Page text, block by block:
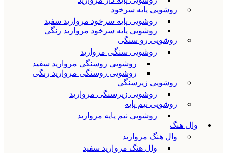
روشویی پایه سرخود
روشویی پایه سرخود مروارید سفید
روشویی پایه سرخود مروارید رنگی
روشویی رو سنگی
روشویی سنگی مروارید
روشویی روسنگی مروارید سفید
روشویی روسنگی مروارید رنگی
روشویی زیرسنگی
روشویی زیرسنگی مروارید
روشویی نیم پایه
روشویی نیم پایه مروارید
وال هنگ
وال هنگ مروارید
وال هنگ مروارید سفید